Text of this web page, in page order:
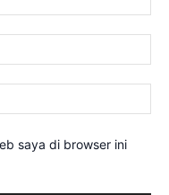
saya di browser ini